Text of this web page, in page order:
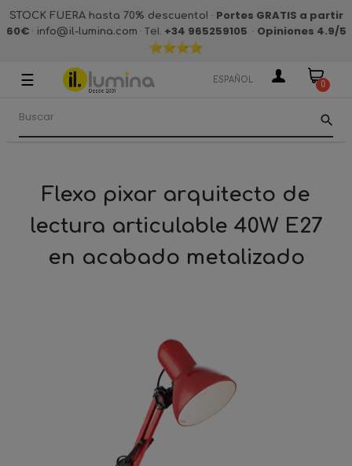
STOCK FUERA hasta 70% descuento! · Portes GRATIS a partir
60€· info@il-lumina.com · Tel. +34 965259105 · Opiniones 4.9/5
Navegación
palanca
☰ ESPAÑOL 0
search
Flexo pixar arquitecto de
lectura articulable 40W E27
en acabado metalizado